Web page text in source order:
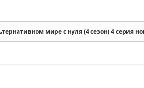
мире с нуля (4 сезон) 4 серия
스케치북5
스케치북5